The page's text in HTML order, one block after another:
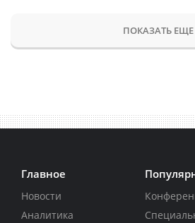
ПОКАЗАТЬ ЕЩЕ
Главное
Новости
Аналитика